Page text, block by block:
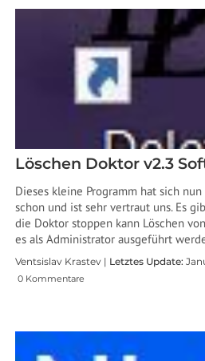
Löschen Doktor v2.3
Dieses kleine Programm hat sich
schon und ist sehr vertraut uns. Es
die Doktor stoppen kann Löschen
es als Administrator ausgeführt
Ventsislav Krastev | Letztes Update:
0 Kommentare